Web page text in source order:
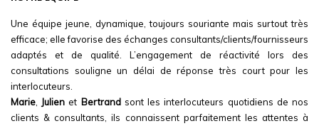
Une équipe jeune, dynamique, toujours souriante mais surtout très
efficace; elle favorise des échanges consultants/clients/fournisseurs
adaptés et de qualité. L’engagement de réactivité lors des
consultations souligne un délai de réponse très court pour les
interlocuteurs.
Marie
Julien et Bertrandsont les interlocuteurs quotidiens de nos
clients & consultants, ils connaissent parfaitement les attentes à